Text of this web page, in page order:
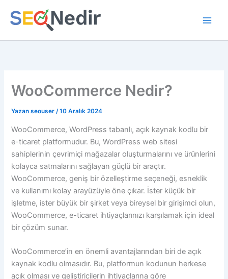
atla
WooCommerce Nedir?
Yazan seouser/10 Aralık 2024
WooCommerce, WordPress tabanlı, açık kaynak kodlu bir
e-ticaret platformudur. Bu, WordPress web sitesi
sahiplerinin çevrimiçi mağazalar oluşturmalarını ve ürünlerini
kolayca satmalarını sağlayan güçlü bir araçtır.
WooCommerce, geniş bir özelleştirme seçeneği, esneklik
ve kullanımı kolay arayüzüyle öne çıkar. İster küçük bir
işletme, ister büyük bir şirket veya bireysel bir girişimci olun,
WooCommerce, e-ticaret ihtiyaçlarınızı karşılamak için ideal
bir çözüm sunar.
WooCommerce’in en önemli avantajlarından biri de açık
kaynak kodlu olmasıdır. Bu, platformun kodunun herkese
açık olması ve geliştiricilerin ihtiyaçlarına göre